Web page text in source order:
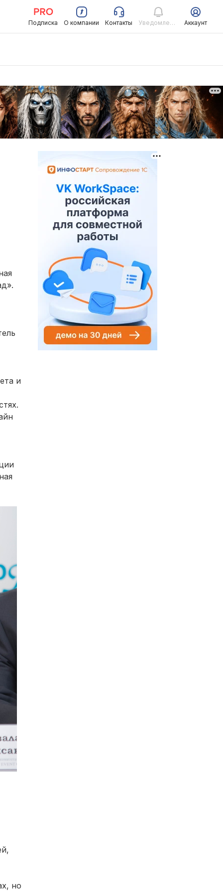
Подписка О компании Контакты Уведомления Аккаунт
и
но